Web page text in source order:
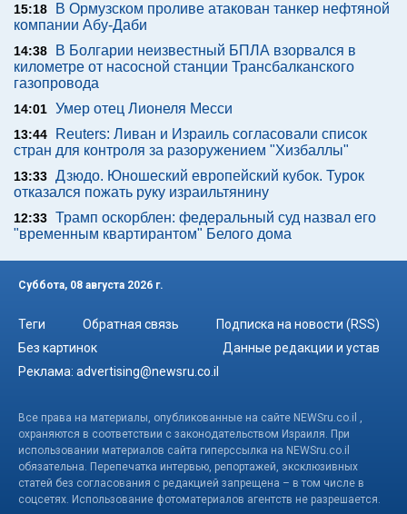
15:18
В Ормузском проливе атакован танкер нефтяной
компании Абу-Даби
14:38
В Болгарии неизвестный БПЛА взорвался в
километре от насосной станции Трансбалканского
газопровода
14:01 Умер отец Лионеля Месси
13:44
Reuters: Ливан и Израиль согласовали список
стран для контроля за разоружением "Хизбаллы"
13:33 Дзюдо. Юношеский европейский кубок. Турок
отказался пожать руку израильтянину
12:33 Трамп оскорблен: федеральный суд назвал его
"временным квартирантом" Белого дома
Суббота, 08 августа 2026 г.
Теги Обратная связь
Подписка на новости (RSS)
Без картинок
Данные редакции и устав
Реклама: advertising@newsru.co.il
Все права на материалы, опубликованные на сайте NEWSru.co.il ,
охраняются в соответствии с законодательством Израиля. При
использовании материалов сайта гиперссылка на NEWSru.co.il
обязательна. Перепечатка интервью, репортажей, эксклюзивных
статей без согласования с редакцией запрещена – в том числе в
соцсетях. Использование фотоматериалов агентств не разрешается.